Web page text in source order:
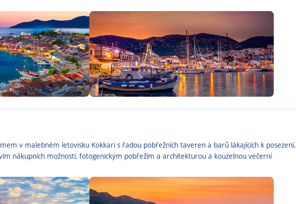
v malebném letovisku Kokkari s řadou pobřežních taveren a barů lákajících k posezení,
nákupních možností, fotogenickým pobřežím a architekturou a kouzelnou večerní